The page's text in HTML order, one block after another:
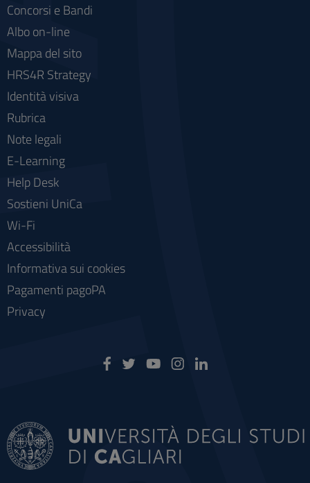
Concorsi e Bandi
Albo on-line
Mappa del sito
HRS4R Strategy
Identità visiva
Rubrica
Note legali
E-Learning
Help Desk
Sostieni UniCa
Wi-Fi
Accessibilità
Informativa sui cookies
Pagamenti pagoPA
Privacy